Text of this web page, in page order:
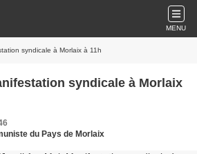
MENU
syndicale à Morlaix à 11h
syndicale à Morlaix
du Pays de Morlaix